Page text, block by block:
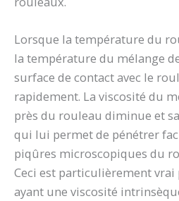
Lorsque la température du
la température du mélange
surface de contact avec le
rapidement. La viscosité du
près du rouleau diminue et
qui lui permet de pénétrer
piqûres microscopiques du
Ceci est particulièrement
ayant une viscosité